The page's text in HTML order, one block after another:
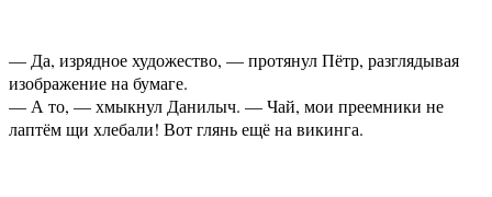
— Да, изрядное художество, — протянул Пётр, разглядывая
изображение на бумаге.
— А то, — хмыкнул Данилыч. — Чай, мои преемники не
лаптём щи хлебали! Вот глянь ещё на викинга.